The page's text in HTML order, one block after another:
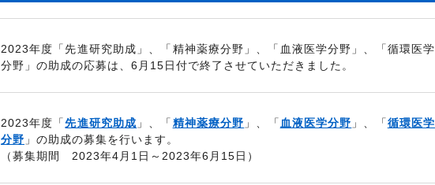
2023年度「先進研究助成」、「精神薬療分野」、「血液医学分野」、「循環医学
分野」の助成の応募は、6月15日付で終了させていただきました。
2023年度「先進研究助成 」、「 精神薬療分野 」、「 血液医学分野 」、「循環医学
分野 」の助成の募集を行います。
（募集期間 2023年4月1日～2023年6月15日）